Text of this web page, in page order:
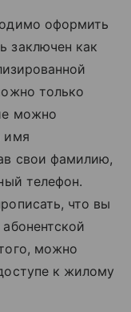
оформить
заключен как
только
можно
имя
свои фамилию,
телефон.
что вы
можно
к жилому